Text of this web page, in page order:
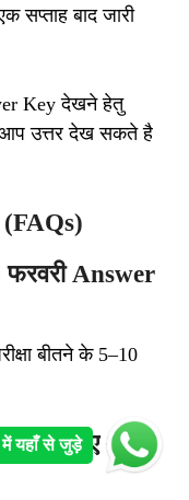
सप्ताह बाद जारी
Key देखने हेतु
आप उत्तर देख सकते है
(FAQs)
फरवरी Answer
बीतने के 5–10
के लिए अलग
यहाँ से जुड़े